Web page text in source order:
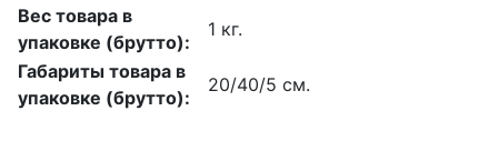
Вес товара в
упаковке (брутто):
1 кг.
Габариты товара в
упаковке (брутто):
20/40/5 см.